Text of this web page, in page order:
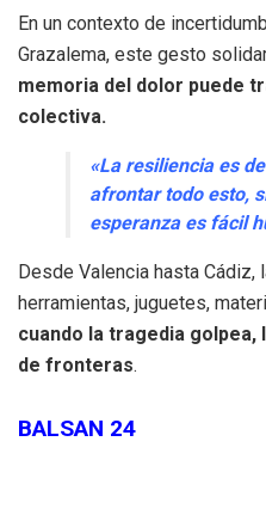
En un contexto de
Grazalema, este gesto
memoria del dolor puede
colectiva.
«La resiliencia es
afrontar todo esto,
esperanza es fácil
Desde Valencia hasta Cádiz,
herramientas, juguetes,
cuando la tragedia golpea,
de fronteras.
BALSAN 24